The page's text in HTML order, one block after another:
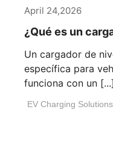
April 24,2026
¿Qué es un
Un cargador de
específica para
funciona con un [...]
EV Charging Solutions